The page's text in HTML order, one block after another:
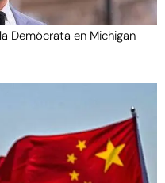
Demócrata en Michigan